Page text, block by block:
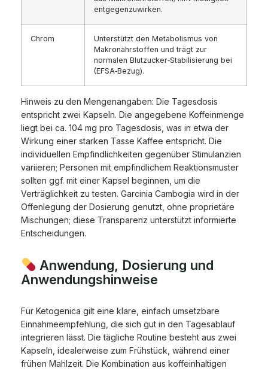
entgegenzuwirken.
Chrom
Unterstützt den Metabolismus von
Makronährstoffen und trägt zur
normalen Blutzucker‑Stabilisierung bei
(EFSA‑Bezug).
Hinweis zu den Mengenangaben: Die Tagesdosis
entspricht zwei Kapseln. Die angegebene Koffeinmenge
liegt bei ca. 104 mg pro Tagesdosis, was in etwa der
Wirkung einer starken Tasse Kaffee entspricht. Die
individuellen Empfindlichkeiten gegenüber Stimulanzien
variieren; Personen mit empfindlichem Reaktionsmuster
sollten ggf. mit einer Kapsel beginnen, um die
Verträglichkeit zu testen. Garcinia Cambogia wird in der
Offenlegung der Dosierung genutzt, ohne proprietäre
Mischungen; diese Transparenz unterstützt informierte
Entscheidungen.
Anwendung, Dosierung und
Anwendungshinweise
Für Ketogenica gilt eine klare, einfach umsetzbare
Einnahmeempfehlung, die sich gut in den Tagesablauf
integrieren lässt. Die tägliche Routine besteht aus zwei
Kapseln, idealerweise zum Frühstück, während einer
frühen Mahlzeit. Die Kombination aus koffeinhaltigen